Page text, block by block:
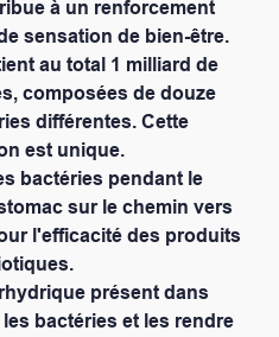
à un renforcement
sensation de bien-être.
au total 1 milliard de
composées de douze
différentes. Cette
est unique.
bactéries pendant le
sur le chemin vers
l'efficacité des produits
présent dans
bactéries et les rendre